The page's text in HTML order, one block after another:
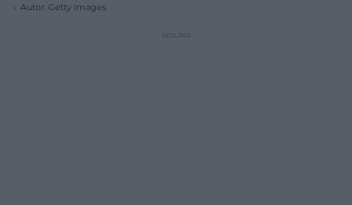
Autor: Getty Images